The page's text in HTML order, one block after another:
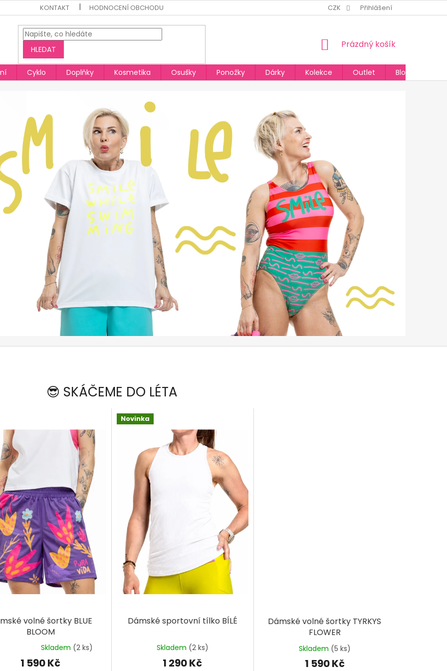
KONTAKT HODNOCENÍ OBCHODU CZK Přihlášení
HLEDAT
NÁKUPNÍ
Prázdný košík
Cyklo Doplňky Kosmetika Osušky Ponožky Dárky Kolekce Outlet Blog
😎 SKÁČEME DO LÉTA
volné šortky BLUE
BLOOM
hodnocení
produktu
Skladem (2 ks)
1 590 Kč
Novinka
Dámské sportovní tílko BÍLÉ
Skladem (2 ks)
1 290 Kč
Dámské volné šortky TYRKYS
FLOWER
Skladem (5 ks)
1 590 Kč